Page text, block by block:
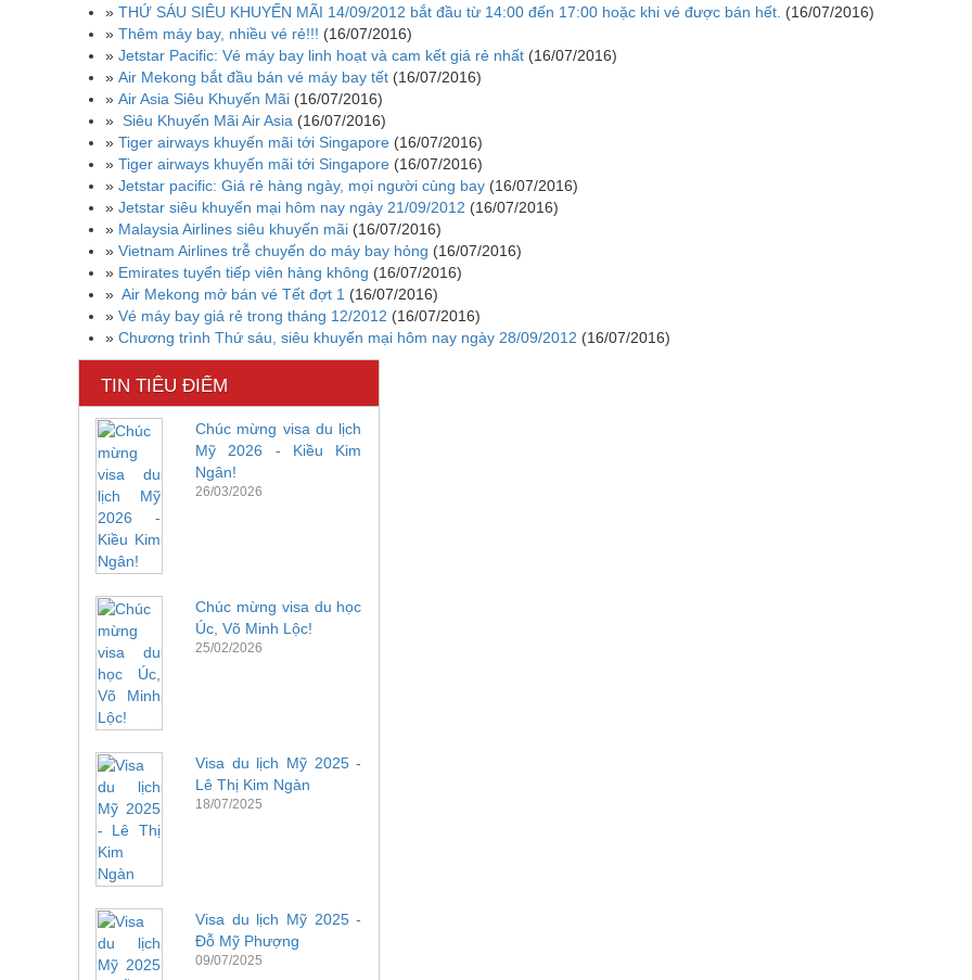
» THỨ SÁU SIÊU KHUYẾN MÃI 14/09/2012 bắt đầu từ 14:00 đến 17:00 hoặc khi vé được bán hết. (16/07/2016)
» Thêm máy bay, nhiều vé rẻ!!! (16/07/2016)
» Jetstar Pacific: Vé máy bay linh hoạt và cam kết giá rẻ nhất (16/07/2016)
» Air Mekong bắt đầu bán vé máy bay tết (16/07/2016)
» Air Asia Siêu Khuyến Mãi (16/07/2016)
» Siêu Khuyến Mãi Air Asia (16/07/2016)
» Tiger airways khuyến mãi tới Singapore (16/07/2016)
» Tiger airways khuyến mãi tới Singapore (16/07/2016)
» Jetstar pacific: Giá rẻ hàng ngày, mọi người cùng bay (16/07/2016)
» Jetstar siêu khuyến mại hôm nay ngày 21/09/2012 (16/07/2016)
» Malaysia Airlines siêu khuyến mãi (16/07/2016)
» Vietnam Airlines trễ chuyến do máy bay hỏng (16/07/2016)
» Emirates tuyển tiếp viên hàng không (16/07/2016)
» Air Mekong mở bán vé Tết đợt 1 (16/07/2016)
» Vé máy bay giá rẻ trong tháng 12/2012 (16/07/2016)
» Chương trình Thứ sáu, siêu khuyến mại hôm nay ngày 28/09/2012 (16/07/2016)
TIN TIÊU ĐIỂM
Chúc mừng visa du lịch
Mỹ 2026 - Kiều Kim
Ngân!
26/03/2026
Chúc mừng visa du học
Úc, Võ Minh Lộc!
25/02/2026
Visa du lịch Mỹ 2025 -
Lê Thị Kim Ngàn
18/07/2025
Visa du lịch Mỹ 2025 -
Đỗ Mỹ Phượng
09/07/2025